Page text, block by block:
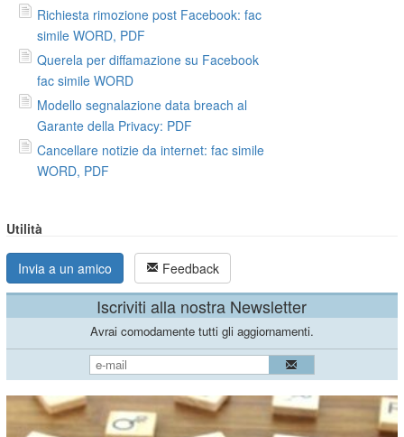
Richiesta rimozione post Facebook: fac
simile WORD, PDF
Querela per diffamazione su Facebook
fac simile WORD
Modello segnalazione data breach al
Garante della Privacy: PDF
Cancellare notizie da internet: fac simile
WORD, PDF
Utilità
Invia a un amico Feedback
Iscriviti alla nostra Newsletter
Avrai comodamente tutti gli aggiornamenti.